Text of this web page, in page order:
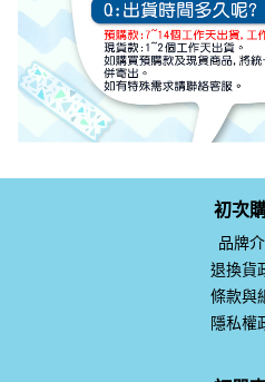
退換貨
條款與
隱私權
訂單